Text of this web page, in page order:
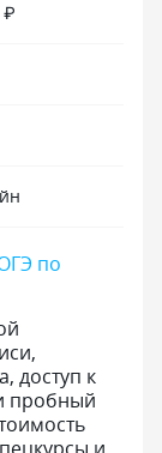
₽
по
доступ к
пробный